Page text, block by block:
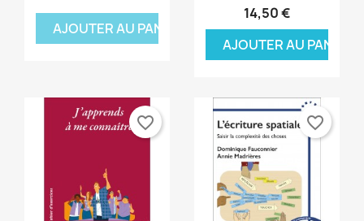
AJOUTER AU PANIER
14,50 €
AJOUTER AU PANIER
favorite_border favorite_border